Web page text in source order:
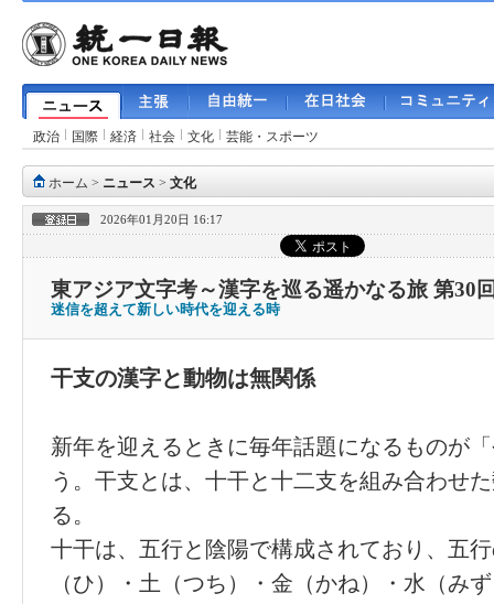
政治 国際 経済 社会 文化 芸能・スポーツ
ホーム > ニュース > 文化
2026年01月20日 16:17
東アジア文字考～漢字を巡る遥かなる旅 第
迷信を超えて新しい時代を迎える時
干支の漢字と動物は無関係
新年を迎えるときに毎年話題になるものが
う。干支とは、十干と十二支を組み合わせ
る。
十干は、五行と陰陽で構成されており、五
（ひ）・土（つち）・金（かね）・水（み